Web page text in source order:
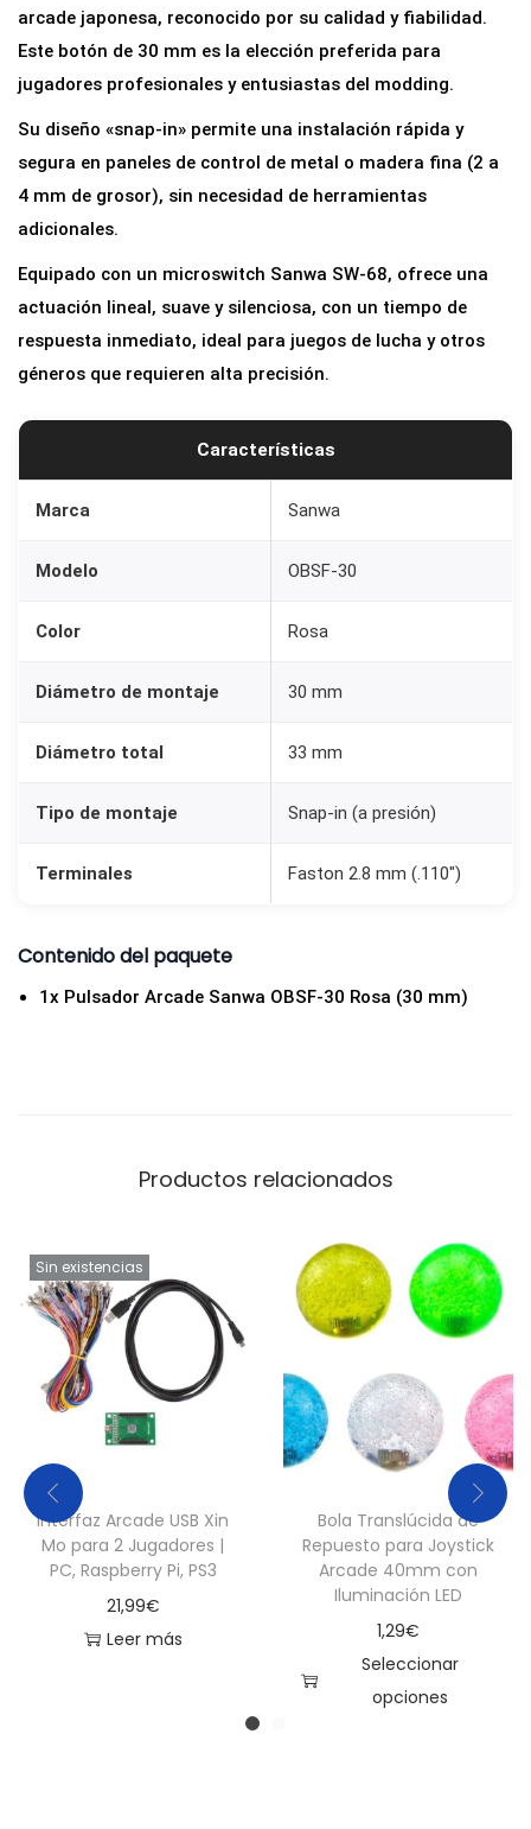
arcade japonesa, reconocido por su calidad y fiabilidad.
Este botón de 30 mm es la elección preferida para
jugadores profesionales y entusiastas del modding.
Su diseño «snap-in» permite una instalación rápida y
segura en paneles de control de metal o madera fina (2 a
4 mm de grosor), sin necesidad de herramientas
adicionales.
Equipado con un microswitch Sanwa SW-68, ofrece una
actuación lineal, suave y silenciosa, con un tiempo de
respuesta inmediato, ideal para juegos de lucha y otros
géneros que requieren alta precisión.
Características
Marca Sanwa
Modelo OBSF-30
Color Rosa
Diámetro de montaje 30 mm
Diámetro total 33 mm
Tipo de montaje Snap-in (a presión)
Terminales Faston 2.8 mm (.110″)
Contenido del paquete
1x Pulsador Arcade Sanwa OBSF-30 Rosa (30 mm)
Productos relacionados
Sin existencias
Interfaz Arcade USB Xin
Mo para 2 Jugadores |
PC, Raspberry Pi, PS3
21,99€
Leer más
Bola Translúcida de
Repuesto para Joystick
Arcade 40mm con
Iluminación LED
1,29€
Seleccionar
opciones